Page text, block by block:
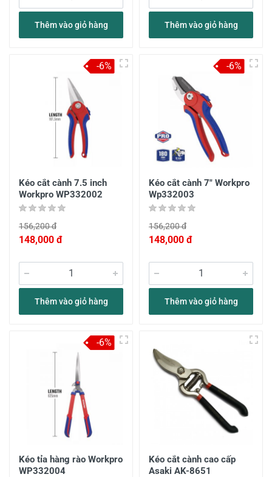
Thêm vào giỏ hàng Thêm vào giỏ hàng
Kéo cắt cành 7.5 inch
Workpro WP332002
156,200 đ
148,000 đ
Thêm vào giỏ hàng
-6%
Kéo cắt cành 7" Workpro
Wp332003
156,200 đ
148,000 đ
Thêm vào giỏ hàng
-6%
Kéo tỉa hàng rào Workpro
WP332004
-6%
Kéo cắt cành cao cấp
Asaki AK-8651